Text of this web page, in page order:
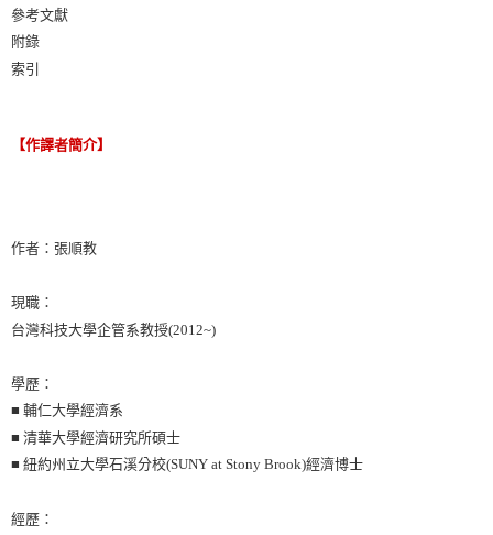
參考文獻
附錄
索引
【作譯者簡介】
作者：張順教
現職：
台灣科技大學企管系教授(2012~)
學歷：
■ 輔仁大學經濟系
■ 清華大學經濟研究所碩士
■ 紐約州立大學石溪分校(SUNY at Stony Brook)經濟博士
經歷：